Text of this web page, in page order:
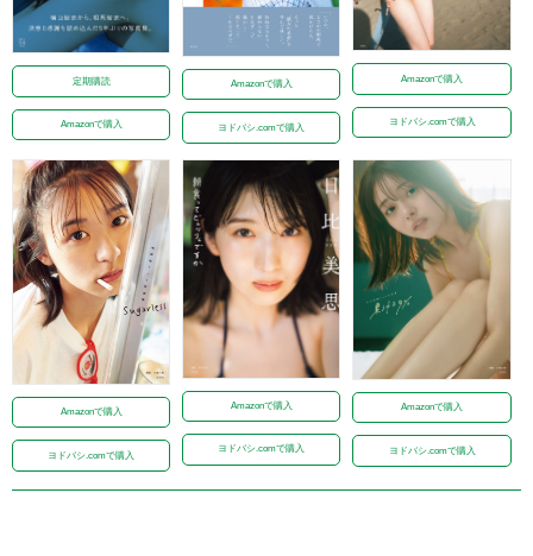
定期購読
Amazonで購入
Amazonで購入
ヨドバシ.comで購入
Amazonで購入
ヨドバシ.comで購入
Amazonで購入
ヨドバシ.comで購入
Amazonで購入
ヨドバシ.comで購入
Amazonで購入
ヨドバシ.comで購入